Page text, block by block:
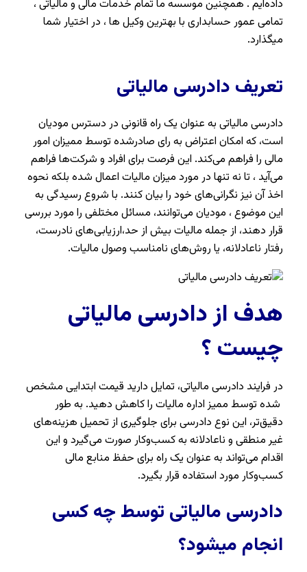
داده‌ایم . همچنین موسسه ما تمام خدمات مالی و مالیاتی ،
تمامی عمور حسابداری با بهترین وکیل ها ، در اختیار شما
میگذارد.
تعریف دادرسی مالیاتی
دادرسی مالیاتی به عنوان یک راه قانونی در دسترس مودیان
است، که امکان اعتراض به رای صادرشده توسط ممیزان امور
مالی را فراهم می‌کند. این فرصت برای افراد و شرکت‌ها فراهم
می‌آید ، تا نه تنها در مورد میزان مالیات اعمال شده بلکه نحوه
اخذ آن نیز نگرانی‌های خود را بیان کنند. با شروع رسیدگی به
این موضوع ، مودیان می‌توانند، مسائل مختلفی را مورد بررسی
قرار دهند، از جمله مالیات بیش از حد،ارزیابی‌های نادرست،
رفتار ناعادلانه، یا روش‌های نامناسب وصول مالیات.
هدف از دادرسی مالیاتی
چیست ؟
در فرایند دادرسی مالیاتی، تمایل دارید قیمت ابتدایی مشخص
شده توسط ممیز اداره مالیات را کاهش دهید. به طور
دقیق‌تر، این نوع دادرسی برای جلوگیری از تحمیل هزینه‌های
غیر منطقی و ناعادلانه به کسب‌وکار صورت می‌گیرد و این
اقدام می‌تواند به عنوان یک راه برای حفظ منابع مالی
کسب‌وکار مورد استفاده قرار بگیرد.
دادرسی مالیاتی توسط چه کسی
انجام میشود؟